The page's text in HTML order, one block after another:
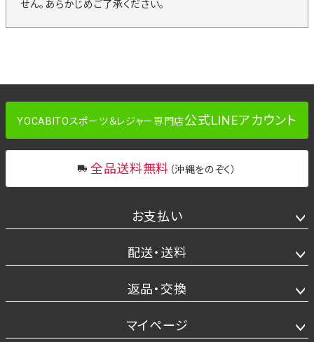
せん。あらかじめご了承ください。
YOCABITOスポーツ＆レジャー専門店公式LINEアカウント
全品送料無料 （沖縄をのぞく）
お支払い
配送・送料
返品・交換
マイページ